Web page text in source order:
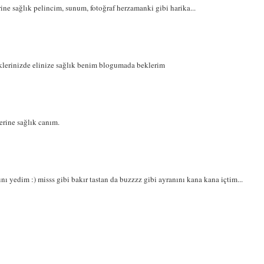
sağlık pelincim, sunum, fotoğraf herzamanki gibi harika...
elinize sağlık benim blogumada beklerim
sağlık canım.
yedim :) misss gibi bakır tastan da buzzzz gibi ayranını kana kana içtim...